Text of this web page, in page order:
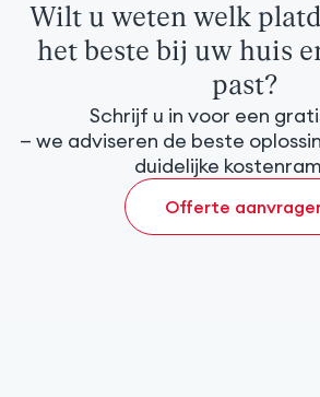
Wilt u weten welk
het beste bij uw huis
past?
Schrijf u in voor een
— we adviseren de beste
duidelijke
Offerte